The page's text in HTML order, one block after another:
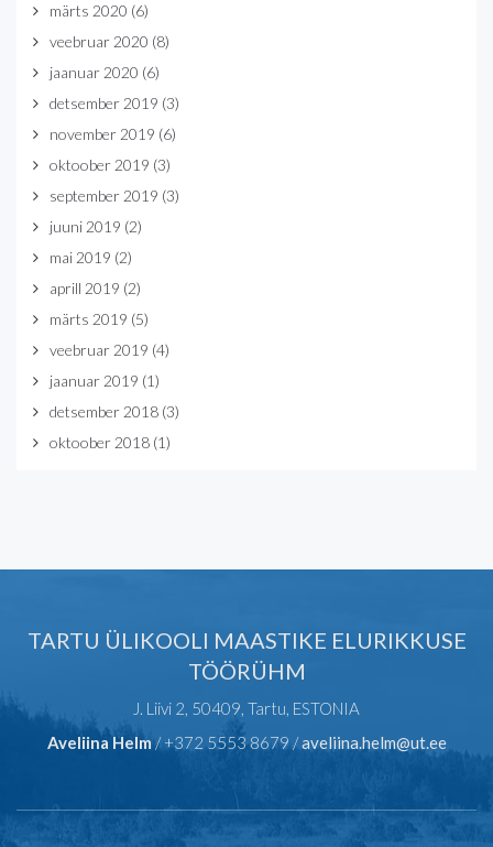
märts 2020 (6)
veebruar 2020 (8)
jaanuar 2020 (6)
detsember 2019 (3)
november 2019 (6)
oktoober 2019 (3)
september 2019 (3)
juuni 2019 (2)
mai 2019 (2)
aprill 2019 (2)
märts 2019 (5)
veebruar 2019 (4)
jaanuar 2019 (1)
detsember 2018 (3)
oktoober 2018 (1)
TARTU ÜLIKOOLI MAASTIKE ELURIKKUSE
TÖÖRÜHM
J. Liivi 2, 50409, Tartu, ESTONIA
Aveliina Helm/ +372 5553 8679 /aveliina.helm@ut.ee